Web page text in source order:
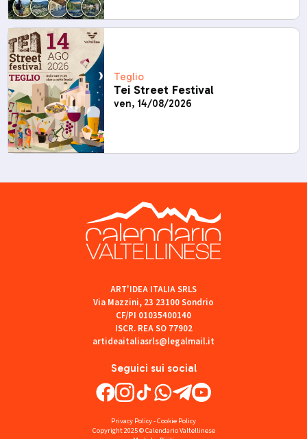
Teglio
Tei Street Festival
ven, 14/08/2026
Seguici sui social
ART'IDEA ITALIA SRLS
Via Mazzini, 23 23100 Sondrio
CF/PI 01035400140
ISCR. REA SO 77902
artideaitaliasrls@legalmail.it
Privacy Policy-Cookie Policy
Copyright 2025 © Calendario Valtellinese